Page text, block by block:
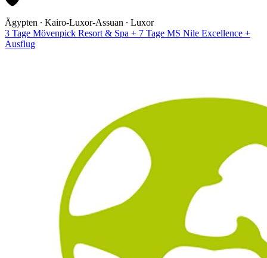
Ägypten ∙ Kairo-Luxor-Assuan ∙ Luxor
3 Tage Mövenpick Resort & Spa + 7 Tage MS Nile Excellence +
Ausflug